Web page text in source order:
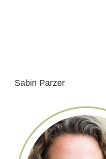
Sabin Parzer